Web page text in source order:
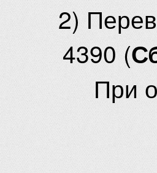
2)
4390 (
При